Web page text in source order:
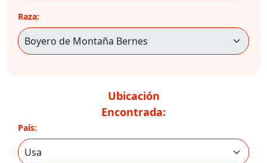
Raza:
Ubicación
Encontrada:
País: